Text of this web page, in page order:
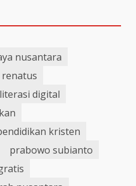
nusantara
renatus
literasi digital
kristen
prabowo subianto